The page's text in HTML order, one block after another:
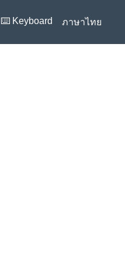
⌨️ Keyboard ภาษาไทย